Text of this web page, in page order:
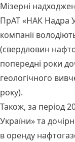
Мізерні
ПрАТ «НАК Надра
компанії
(свердловин
попередні роки
геологічного
року).
Також, за період
України» та
в оренду